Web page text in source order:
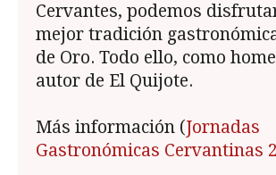
Cervantes, podemos
mejor tradición
de Oro. Todo ello, como
autor de El Quijote.
Más información (Jornadas
Gastronómicas Cervantinas